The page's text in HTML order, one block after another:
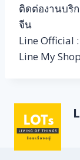
ติดต่องานบริ
จีน
Line Official :
Line My